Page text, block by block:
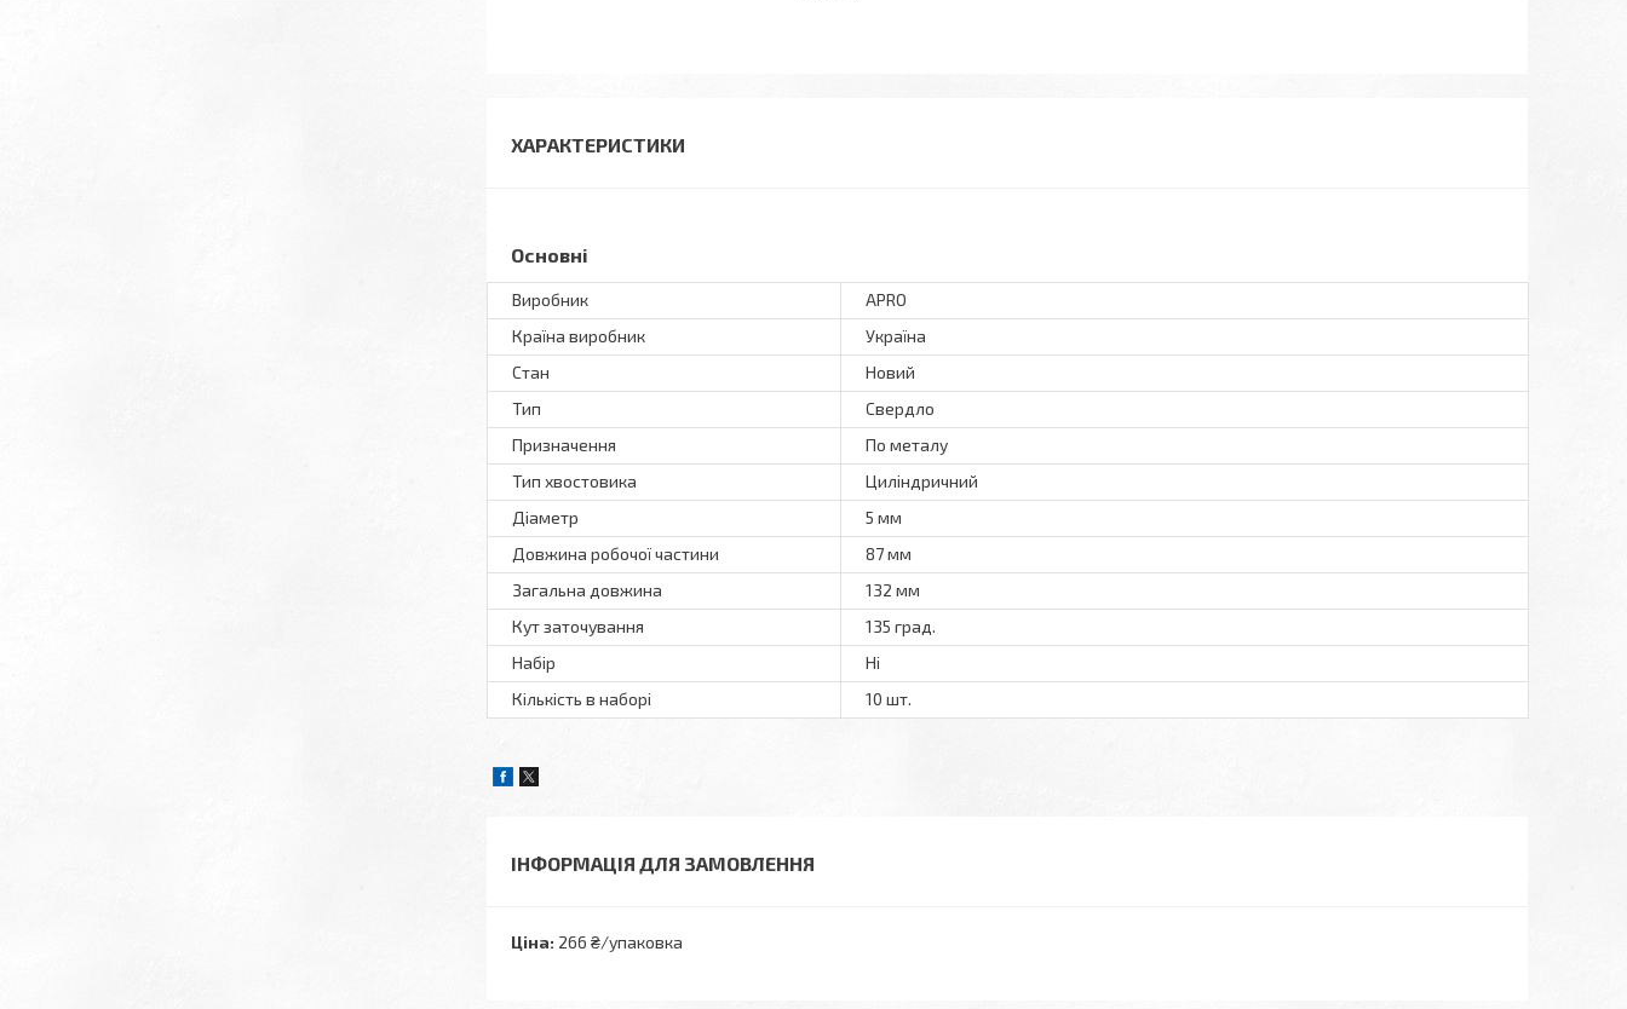
ХАРАКТЕРИСТИКИ
Основні
Виробник
APRO
Країна виробник
Україна
Стан
Новий
Тип
Свердло
Призначення
По металу
Тип хвостовика
Циліндричний
Діаметр
5 мм
Довжина робочої частини
87 мм
Загальна довжина
132 мм
Кут заточування
135 град.
Набір
Ні
Кількість в наборі
10 шт.
ІНФОРМАЦІЯ ДЛЯ ЗАМОВЛЕННЯ
Ціна: 266 ₴/упаковка